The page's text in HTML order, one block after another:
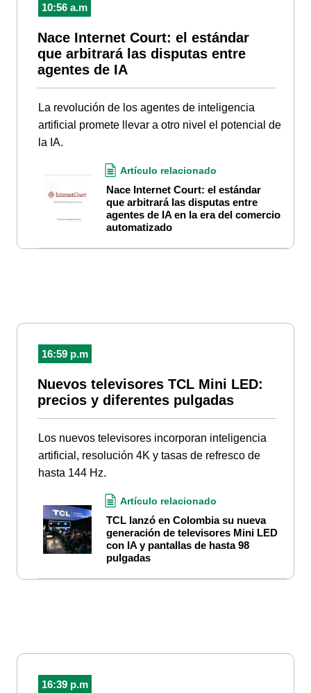
10:56 a.m
Nace Internet Court: el estándar
que arbitrará las disputas entre
agentes de IA
La revolución de los agentes de inteligencia
artificial promete llevar a otro nivel el potencial de
la IA.
Artículo relacionado
Nace Internet Court: el estándar
que arbitrará las disputas entre
agentes de IA en la era del comercio
automatizado
16:59 p.m
Nuevos televisores TCL Mini LED:
precios y diferentes pulgadas
Los nuevos televisores incorporan inteligencia
artificial, resolución 4K y tasas de refresco de
hasta 144 Hz.
Artículo relacionado
TCL lanzó en Colombia su nueva
generación de televisores Mini LED
con IA y pantallas de hasta 98
pulgadas
16:39 p.m